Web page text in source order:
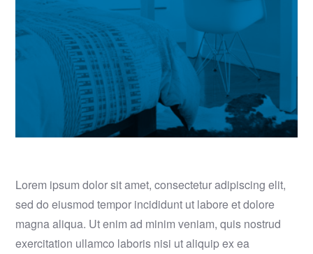
Lorem ipsum dolor sit amet, consectetur adipiscing elit,
sed do eiusmod tempor incididunt ut labore et dolore
magna aliqua. Ut enim ad minim veniam, quis nostrud
exercitation ullamco laboris nisi ut aliquip ex ea